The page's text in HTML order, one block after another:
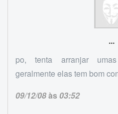
...
po, tenta arranjar
geralmente elas tem bom
09/12/08às03:52